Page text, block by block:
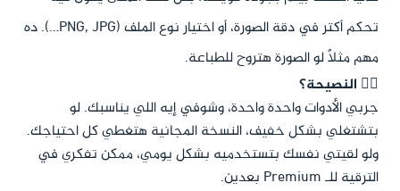
تحكم أكتر في دقة الصورة، أو اختيار نوع الملف (PNG, JPG…). ده
مهم مثلًا لو الصورة هتروح للطباعة.
🙋‍♀️ النصيحة؟
جربي الأدوات واحدة واحدة، وشوفي إيه اللي يناسبك. لو
بتشتغلي بشكل خفيف، النسخة المجانية هتغطي كل احتياجك.
ولو لقيتي نفسك بتستخدميه بشكل يومي، ممكن تفكري في
الترقية للـ Premium بعدين.